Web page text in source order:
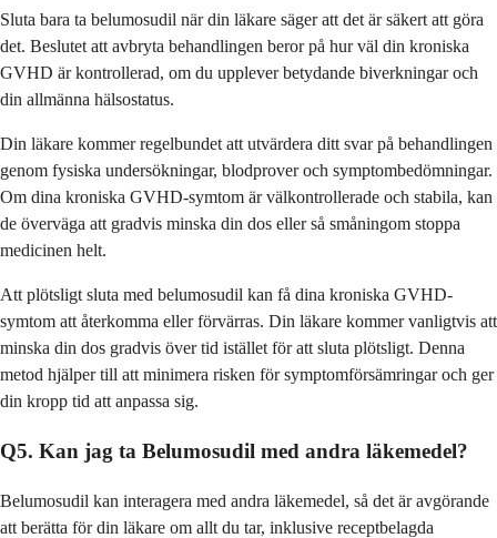
Sluta bara ta belumosudil när din läkare säger att det är säkert att göra
det. Beslutet att avbryta behandlingen beror på hur väl din kroniska
GVHD är kontrollerad, om du upplever betydande biverkningar och
din allmänna hälsostatus.
Din läkare kommer regelbundet att utvärdera ditt svar på behandlingen
genom fysiska undersökningar, blodprover och symptombedömningar.
Om dina kroniska GVHD-symtom är välkontrollerade och stabila, kan
de överväga att gradvis minska din dos eller så småningom stoppa
medicinen helt.
Att plötsligt sluta med belumosudil kan få dina kroniska GVHD-
symtom att återkomma eller förvärras. Din läkare kommer vanligtvis att
minska din dos gradvis över tid istället för att sluta plötsligt. Denna
metod hjälper till att minimera risken för symptomförsämringar och ger
din kropp tid att anpassa sig.
Q5. Kan jag ta Belumosudil med andra läkemedel?
Belumosudil kan interagera med andra läkemedel, så det är avgörande
att berätta för din läkare om allt du tar, inklusive receptbelagda